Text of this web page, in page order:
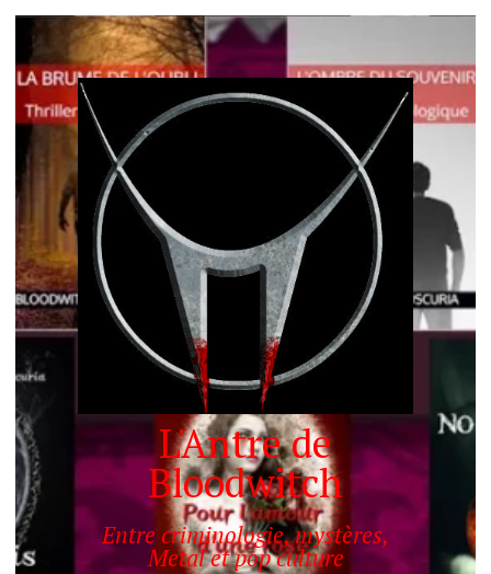
L'Antre de
Bloodwitch
Entre criminologie, mystères,
Metal et pop culture